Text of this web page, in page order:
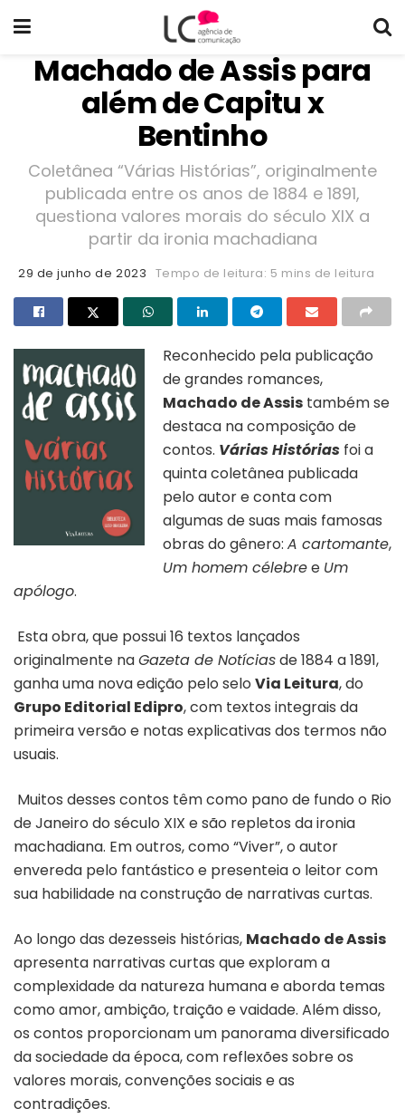
Machado de Assis para
além de Capitu x
Bentinho
Coletânea “Várias Histórias”, originalmente
publicada entre os anos de 1884 e 1891,
questiona valores morais do século XIX a
partir da ironia machadiana
29 de junho de 2023 Tempo de leitura: 5 mins de leitura
Reconhecido pela publicação
de grandes romances,
Machado de Assis também se
destaca na composição de
contos. Várias Histórias foi a
quinta coletânea publicada
pelo autor e conta com
algumas de suas mais famosas
obras do gênero: A cartomante,
Um homem célebree Um
apólogo.
Esta obra, que possui 16 textos lançados
originalmente naGazeta de Notíciasde 1884 a 1891,
ganha uma nova edição pelo selo Via Leitura, do
Grupo Editorial Edipro, com textos integrais da
primeira versão e notas explicativas dos termos não
usuais.
Muitos desses contos têm como pano de fundo o Rio
de Janeiro do século XIX e são repletos da ironia
machadiana. Em outros, como “Viver”, o autor
envereda pelo fantástico e presenteia o leitor com
sua habilidade na construção de narrativas curtas.
Ao longo das dezesseis histórias, Machado de Assis
apresenta narrativas curtas que exploram a
complexidade da natureza humana e aborda temas
como amor, ambição, traição e vaidade. Além disso,
os contos proporcionam um panorama diversificado
da sociedade da época, com reflexões sobre os
valores morais, convenções sociais e as
contradições.